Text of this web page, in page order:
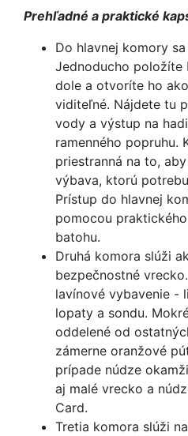
Prehľadné a praktické
Do hlavnej komory
Jednoducho položíte
dole a otvoríte ho
viditeľné. Nájdete tu
vody a výstup na
ramenného popruhu.
priestranná na to,
výbava, ktorú
Prístup do hlavnej
pomocou
batohu.
Druhá komora slúži
bezpečnostné
lavínové vybavenie -
lopaty a sondu.
oddelené od
zámerne oranžové
prípade núdze
aj malé vrecko a
Card.
Tretia komora slúži